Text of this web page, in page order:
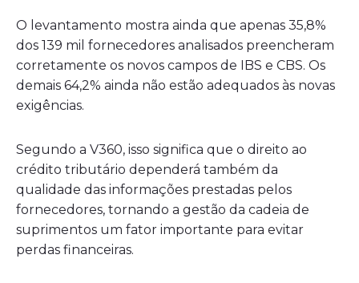
O levantamento mostra ainda que apenas 35,8%
dos 139 mil fornecedores analisados preencheram
corretamente os novos campos de IBS e CBS. Os
demais 64,2% ainda não estão adequados às novas
exigências.
Segundo a V360, isso significa que o direito ao
crédito tributário dependerá também da
qualidade das informações prestadas pelos
fornecedores, tornando a gestão da cadeia de
suprimentos um fator importante para evitar
perdas financeiras.